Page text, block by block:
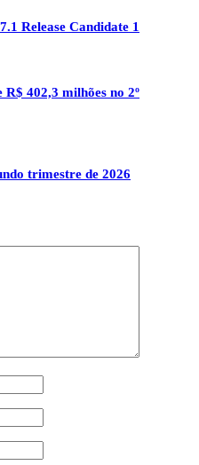
Release Candidate 1
402,3 milhões no 2º
trimestre de 2026